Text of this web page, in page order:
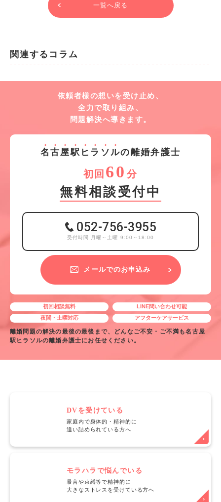
一覧へ戻る
関連するコラム
依頼者様の想いを受け止め、
全力で取り組み、
問題解決へ導きます。
名 古 屋駅 ヒ ラ ソ ルの離婚弁護士
初回 60 分
無料相談受付中
052-756-3955
受付時間 月曜～土曜 9:00～18:00
メールでのお申込み
初回相談無料
LINE問い合わせ可能
夜間・土曜対応
アフターケアサービス
離婚問題の解決の最後の最後まで、どんなご不安・ご不満も名古屋
駅ヒラソルの離婚弁護士にお任せください。
DVを受けている
家庭内で身体的・精神的に
追い詰められている方へ
モラハラで悩んでいる
暴言や束縛等で精神的に
大きなストレスを受けている方へ